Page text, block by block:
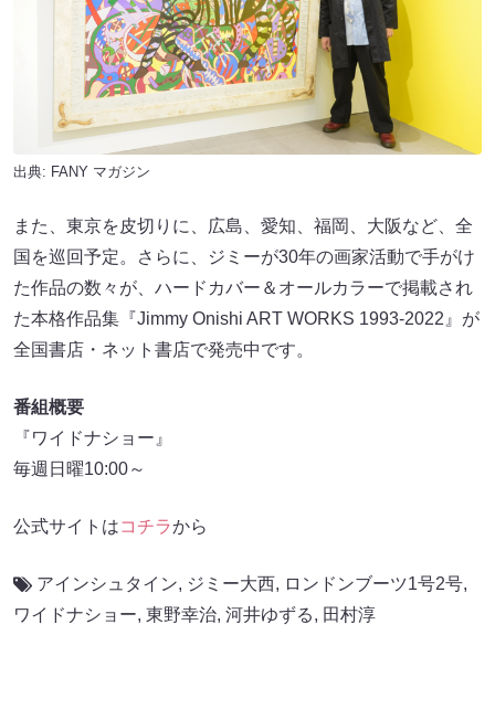
出典: FANY マガジン
また、東京を皮切りに、広島、愛知、福岡、大阪など、全
国を巡回予定。さらに、ジミーが30年の画家活動で手がけ
た作品の数々が、ハードカバー＆オールカラーで掲載され
た本格作品集『Jimmy Onishi ART WORKS 1993-2022』が
全国書店・ネット書店で発売中です。
番組概要
『ワイドナショー』
毎週日曜10:00～
公式サイトはコチラから
アインシュタイン, ジミー大西, ロンドンブーツ1号2号,
ワイドナショー, 東野幸治, 河井ゆずる, 田村淳